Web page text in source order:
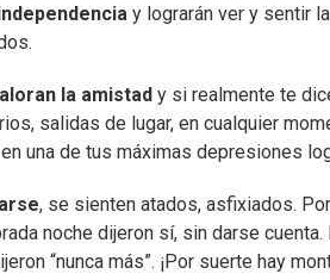
y lograrán ver y sentir
la amistad y si realmente te
salidas de lugar, en cualquier
una de tus máximas depresiones
, se sienten atados, asfixiados.
noche dijeron sí, sin darse
“nunca más”. ¡Por suerte hay